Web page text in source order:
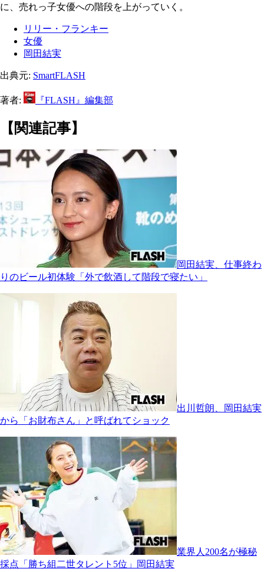
に、売れっ子女優への階段を上がっていく。
リリー・フランキー
女優
岡田結実
出典元: SmartFLASH
著者: 『FLASH』編集部
【関連記事】
岡田結実、仕事終わ
りのビール初体験「外で飲酒して階段で寝たい」
出川哲朗、岡田結実
から「お財布さん」と呼ばれてショック
業界人200名が極秘
採点「勝ち組二世タレント5位」岡田結実